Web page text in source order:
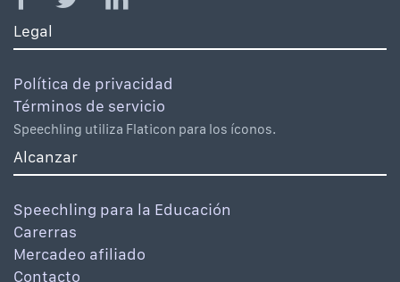
Legal
Política de privacidad
Términos de servicio
Speechling utiliza Flaticon para los íconos.
Alcanzar
Speechling para la Educación
Carerras
Mercadeo afiliado
Contacto